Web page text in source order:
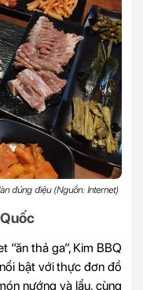
đúng điệu (Nguồn: Internet)
“ăn thả ga”, Kim BBQ
bật với thực đơn đồ
nướng và lẩu, cùng